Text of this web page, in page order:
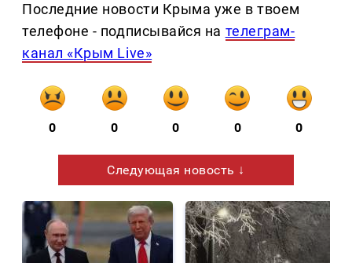
Последние новости Крыма уже в твоем
телефоне - подписывайся на телеграм-
канал «Крым Live»
0 0 0 0 0
Следующая новость ↓